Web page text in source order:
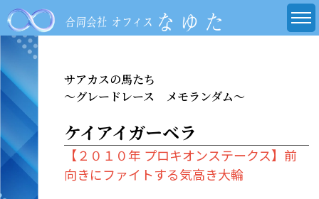
サアカスの馬たち
～グレードレース メモランダム～
ケイアイガーベラ
【２０１０年 プロキオンステークス】前
向きにファイトする気高き大輪